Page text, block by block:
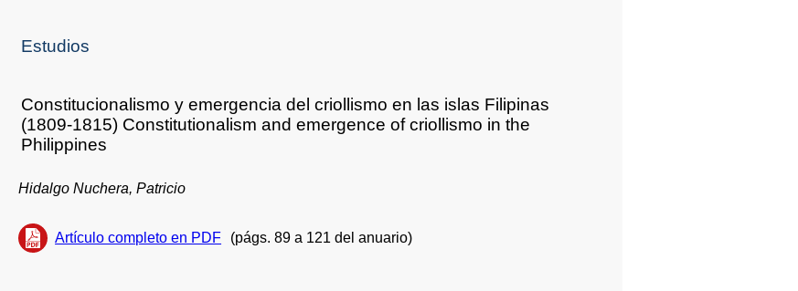
Estudios
Constitucionalismo y emergencia del criollismo en las islas Filipinas
(1809-1815) Constitutionalism and emergence of criollismo in the
Philippines
Hidalgo Nuchera, Patricio
Artículo completo en PDF (págs. 89 a 121 del anuario)